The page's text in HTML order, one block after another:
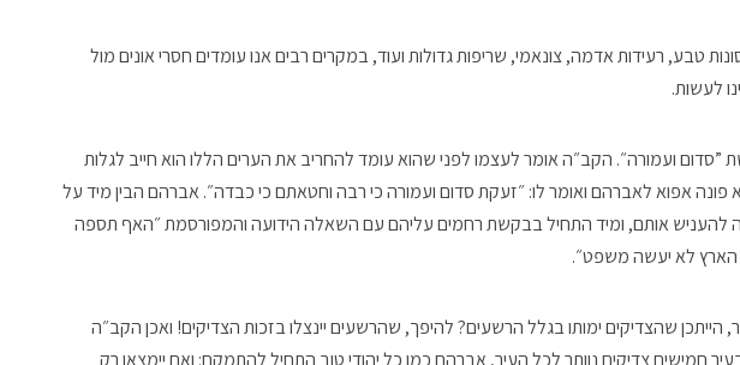
טבע, רעידות אדמה, צונאמי, שריפות גדולות ועוד, במקרים רבים אנו עומדים חסרי אונים מול
לעשות.
”סדום ועמורה״. הקב״ה אומר לעצמו לפני שהוא עומד להחריב את הערים הללו הוא חייב לגלות
פונה אפוא לאברהם ואומר לו: ״זעקת סדום ועמורה כי רבה וחטאתם כי כבדה״. אברהם הבין מיד על
להעניש אותם, ומיד התחיל בבקשת רחמים עליהם עם השאלה הידועה והמפורסמת ״האף תספה
לא יעשה משפט״.
הייתכן שהצדיקים ימותו בגלל הרשעים? להיפך, שהרשעים יינצלו בזכות הצדיקים! ואכן הקב״ה
חמישים צדיקים נוותר לכל העיר, אברהם כמו כל יהודי טוב התחיל להתמקח: ואם יימצאו רק